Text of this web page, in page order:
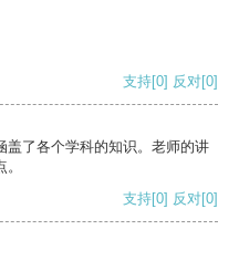
支持[0] 反对[0]
盖了各个学科的知识。老师的讲
支持[0] 反对[0]